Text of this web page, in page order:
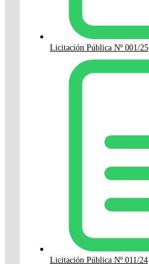
Licitación Pública Nº 001/25
Licitación Pública Nº 011/24